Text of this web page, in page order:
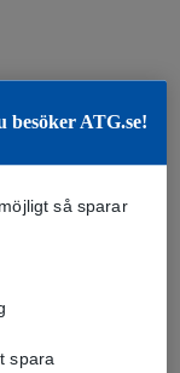
besöker ATG.se!
så sparar
spara